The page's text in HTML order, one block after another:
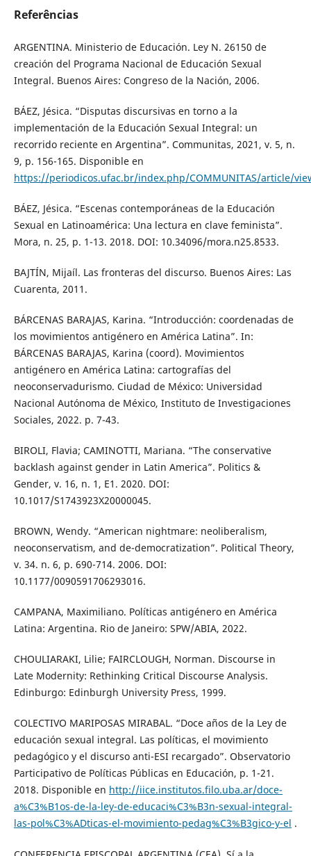
Referências
ARGENTINA. Ministerio de Educación. Ley N. 26150 de
creación del Programa Nacional de Educación Sexual
Integral. Buenos Aires: Congreso de la Nación, 2006.
BÁEZ, Jésica. “Disputas discursivas en torno a la
implementación de la Educación Sexual Integral: un
recorrido reciente en Argentina”. Communitas, 2021, v. 5, n.
9, p. 156-165. Disponible en
https://periodicos.ufac.br/index.php/COMMUNITAS/article/
BÁEZ, Jésica. “Escenas contemporáneas de la Educación
Sexual en Latinoamérica: Una lectura en clave feminista”.
Mora, n. 25, p. 1-13. 2018. DOI: 10.34096/mora.n25.8533.
BAJTÍN, Mijaíl. Las fronteras del discurso. Buenos Aires: Las
Cuarenta, 2011.
BÁRCENAS BARAJAS, Karina. “Introducción: coordenadas de
los movimientos antigénero en América Latina”. In:
BÁRCENAS BARAJAS, Karina (coord). Movimientos
antigénero en América Latina: cartografías del
neoconservadurismo. Ciudad de México: Universidad
Nacional Autónoma de México, Instituto de Investigaciones
Sociales, 2022. p. 7-43.
BIROLI, Flavia; CAMINOTTI, Mariana. “The conservative
backlash against gender in Latin America”. Politics &
Gender, v. 16, n. 1, E1. 2020. DOI:
10.1017/S1743923X20000045.
BROWN, Wendy. “American nightmare: neoliberalism,
neoconservatism, and de-democratization”. Political Theory,
v. 34. n. 6, p. 690-714. 2006. DOI:
10.1177/0090591706293016.
CAMPANA, Maximiliano. Políticas antigénero en América
Latina: Argentina. Rio de Janeiro: SPW/ABIA, 2022.
CHOULIARAKI, Lilie; FAIRCLOUGH, Norman. Discourse in
Late Modernity: Rethinking Critical Discourse Analysis.
Edinburgo: Edinburgh University Press, 1999.
COLECTIVO MARIPOSAS MIRABAL. “Doce años de la Ley de
educación sexual integral. Las políticas, el movimiento
pedagógico y el discurso anti-ESI recargado”. Observatorio
Participativo de Políticas Públicas en Educación, p. 1-21.
2018. Disponible en http://iice.institutos.filo.uba.ar/doce-
a%C3%B1os-de-la-ley-de-educaci%C3%B3n-sexual-integral-
las-pol%C3%ADticas-el-movimiento-pedag%C3%B3gico-y-el .